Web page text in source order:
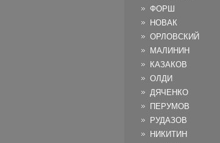
ФОРШ
НОВАК
ОРЛОВСКИЙ
МАЛИНИН
КАЗАКОВ
ОЛДИ
ДЯЧЕНКО
ПЕРУМОВ
РУДАЗОВ
НИКИТИН